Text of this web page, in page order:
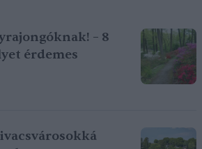
– 8
érdemes